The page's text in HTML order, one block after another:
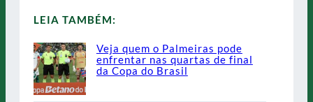
LEIA TAMBÉM:
Veja quem o Palmeiras pode
enfrentar nas quartas de final
da Copa do Brasil